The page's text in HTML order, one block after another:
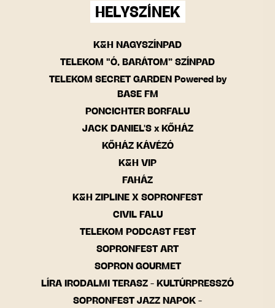
HELYSZÍNEK
K&H NAGYSZÍNPAD
TELEKOM "Ó, BARÁTOM” SZÍNPAD
TELEKOM SECRET GARDEN Powered by
BASE FM
PONCICHTER BORFALU
JACK DANIEL'S x KŐHÁZ
KŐHÁZ KÁVÉZÓ
K&H VIP
FAHÁZ
K&H ZIPLINE X SOPRONFEST
CIVIL FALU
TELEKOM PODCAST FEST
SOPRONFEST ART
SOPRON GOURMET
LÍRA IRODALMI TERASZ - KULTÚRPRESSZÓ
SOPRONFEST JAZZ NAPOK -